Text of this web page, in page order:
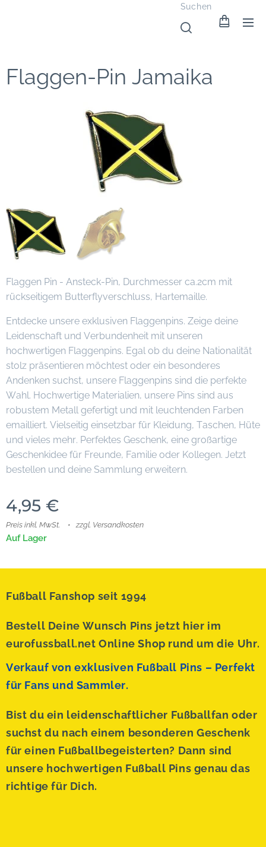
Suchen
Flaggen-Pin Jamaika
Flaggen Pin - Ansteck-Pin, Durchmesser ca.2cm mit
rückseitigem Butterflyverschluss, Hartemaille.
Entdecke unsere exklusiven Flaggenpins. Zeige deine
Leidenschaft und Verbundenheit mit unseren
hochwertigen Flaggenpins. Egal ob du deine Nationalität
stolz präsentieren möchtest oder ein besonderes
Andenken suchst, unsere Flaggenpins sind die perfekte
Wahl. Hochwertige Materialien, unsere Pins sind aus
robustem Metall gefertigt und mit leuchtenden Farben
emailliert. Vielseitig einsetzbar für Kleidung, Taschen, Hüte
und vieles mehr. Perfektes Geschenk, eine großartige
Geschenkidee für Freunde, Familie oder Kollegen. Jetzt
bestellen und deine Sammlung erweitern.
4,95 €
Preis inkl. MwSt. zzgl. Versandkosten
Auf Lager
Fußball Fanshop seit 1994
Bestell Deine Wunsch Pins jetzt hier im
eurofussball.net Online Shop rund um die Uhr.
Verkauf von exklusiven Fußball Pins – Perfekt
für Fans und Sammler.
Bist du ein leidenschaftlicher Fußballfan oder
suchst du nach einem besonderen Geschenk
für einen Fußballbegeisterten? Dann sind
unsere hochwertigen Fußball Pins genau das
richtige für Dich.